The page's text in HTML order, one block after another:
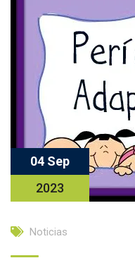
04 Sep
2023
Noticias